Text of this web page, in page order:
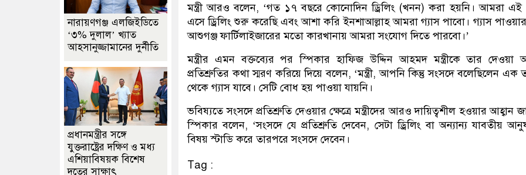
মন্ত্রী আরও বলেন, ‘গত ১৭ বছরে কোনোদিন ড্রিলিং (খনন) করা হয়নি। আমরা এই
এসে ড্রিলিং শুরু করেছি এবং আশা করি ইনশাআল্লাহ আমরা গ্যাস পাবো। গ্যাস
আশুগঞ্জ ফার্টিলাইজারের মতো কারখানায় আমরা সংযোগ দিতে পারবো।’
মন্ত্রীর এমন বক্তব্যের পর স্পিকার হাফিজ উদ্দিন আহমদ মন্ত্রীকে তার দেওয়া
প্রতিশ্রুতির কথা স্মরণ করিয়ে দিয়ে বলেন, ‘মন্ত্রী, আপনি কিন্তু সংসদে বলেছিলেন এক
থেকে গ্যাস যাবে। সেটি বোধ হয় পাওয়া যায়নি।
ভবিষ্যতে সংসদে প্রতিশ্রুতি দেওয়ার ক্ষেত্রে মন্ত্রীদের আরও দায়িত্বশীল হওয়ার আহ্বান
স্পিকার বলেন, ‘সংসদে যে প্রতিশ্রুতি দেবেন, সেটা ড্রিলিং বা অন্যান্য যাবতীয়
বিষয় স্টাডি করে তারপরে সংসদে দেবেন।
Tag :
নারায়ণগঞ্জ এলজিইডিতে
‘৩% দুলাল’ খ্যাত
আহসানুজ্জামানের দুর্নীতি
প্রধানমন্ত্রীর সঙ্গে
যুক্তরাষ্ট্রের দক্ষিণ ও মধ্য
এশিয়াবিষয়ক বিশেষ
দূতের সাক্ষাৎ